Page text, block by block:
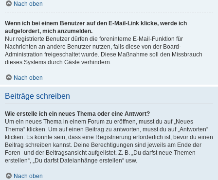
Nach oben
Wenn ich bei einem Benutzer auf den E-Mail-Link klicke, werde ich
aufgefordert, mich anzumelden.
Nur registrierte Benutzer dürfen die foreninterne E-Mail-Funktion für
Nachrichten an andere Benutzer nutzen, falls diese von der Board-
Administration freigeschaltet wurde. Diese Maßnahme soll den Missbrauch
dieses Systems durch Gäste verhindern.
Nach oben
Beiträge schreiben
Wie erstelle ich ein neues Thema oder eine Antwort?
Um ein neues Thema in einem Forum zu eröffnen, musst du auf „Neues
Thema“ klicken. Um auf einen Beitrag zu antworten, musst du auf „Antworten“
klicken. Es könnte sein, dass eine Registrierung erforderlich ist, bevor du einen
Beitrag schreiben kannst. Deine Berechtigungen sind jeweils am Ende der
Foren- und der Beitragsansicht aufgelistet. Z. B. „Du darfst neue Themen
erstellen“, „Du darfst Dateianhänge erstellen“ usw.
Nach oben